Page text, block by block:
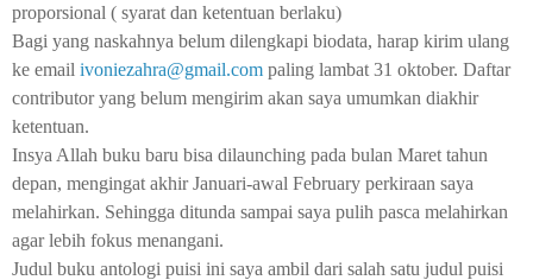
proporsional ( syarat dan ketentuan berlaku)
Bagi yang naskahnya belum dilengkapi biodata, harap kirim ulang
ke email ivoniezahra@gmail.com paling lambat 31 oktober. Daftar
contributor yang belum mengirim akan saya umumkan diakhir
ketentuan.
Insya Allah buku baru bisa dilaunching pada bulan Maret tahun
depan, mengingat akhir Januari-awal February perkiraan saya
melahirkan. Sehingga ditunda sampai saya pulih pasca melahirkan
agar lebih fokus menangani.
Judul buku antologi puisi ini saya ambil dari salah satu judul puisi